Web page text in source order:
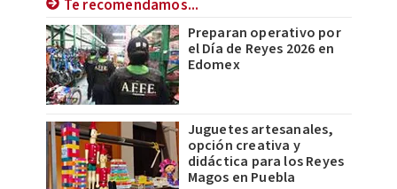
Te recomendamos...
Preparan operativo por
el Día de Reyes 2026 en
Edomex
Juguetes artesanales,
opción creativa y
didáctica para los Reyes
Magos en Puebla